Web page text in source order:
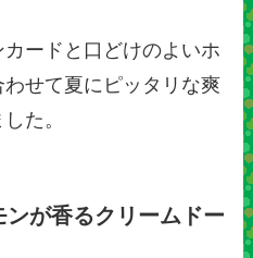
ードと口どけのよいホ
せて夏にピッタリな爽
た。
が香るクリームドー